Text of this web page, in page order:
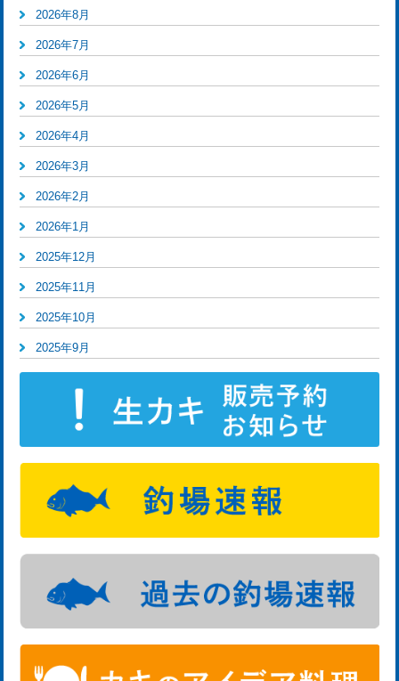
2026年8月
2026年7月
2026年6月
2026年5月
2026年4月
2026年3月
2026年2月
2026年1月
2025年12月
2025年11月
2025年10月
2025年9月